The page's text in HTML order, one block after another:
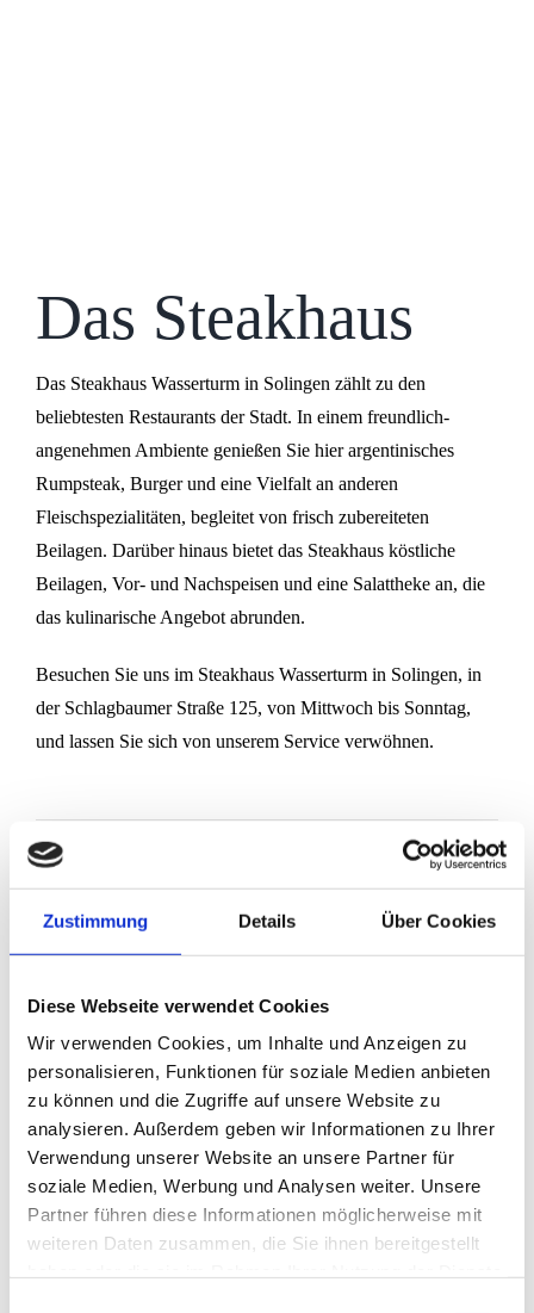
Zustimmung Details Über Cookies
Diese Webseite verwendet Cookies
Wir verwenden Cookies, um Inhalte und Anzeigen zu
personalisieren, Funktionen für soziale Medien anbieten
zu können und die Zugriffe auf unsere Website zu
analysieren. Außerdem geben wir Informationen zu Ihrer
Verwendung unserer Website an unsere Partner für
soziale Medien, Werbung und Analysen weiter. Unsere
Partner führen diese Informationen möglicherweise mit
weiteren Daten zusammen, die Sie ihnen bereitgestellt
Das Steakhaus
Das Steakhaus Wasserturm in Solingen zählt zu den
beliebtesten Restaurants der Stadt. In einem freundlich-
angenehmen Ambiente genießen Sie hier argentinisches
Rumpsteak, Burger und eine Vielfalt an anderen
Fleischspezialitäten, begleitet von frisch zubereiteten
Beilagen. Darüber hinaus bietet das Steakhaus köstliche
Beilagen, Vor- und Nachspeisen und eine Salattheke an, die
das kulinarische Angebot abrunden.
Besuchen Sie uns im Steakhaus Wasserturm in Solingen, in
der Schlagbaumer Straße 125, von Mittwoch bis Sonntag,
und lassen Sie sich von unserem Service verwöhnen.
Jobs
Wir suchen Verstärkung!
Beikoch/Beiköchin
Spülkraft
Kellner/Kellnerin
Bei Interesse einfach melden unter 0212 / 54 81 21 oder per
E-Mail info@steakhaus-wasserturm.de.